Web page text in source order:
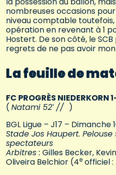
nombreuses occasions
niveau comptable
opération en revenant à 1
Hostert. De son côté, le
regrets de ne pas avoir
La feuille de
FC PROGRÈS NIEDERKORN
( Natami 52′ // )
BGL Ligue – J17 – Dimanche
Stade Jos Haupert.
spectateurs
Arbitres : Gilles Becker,
Oliveira Belchior (4e officiel